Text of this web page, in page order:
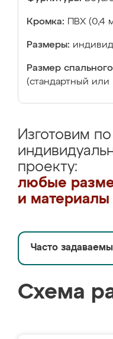
Кромка: ПВХ (0,4
Размеры:
Размер
(стандартный или
Изготовим по
проекту:
любые
и материалы
Часто
Схема